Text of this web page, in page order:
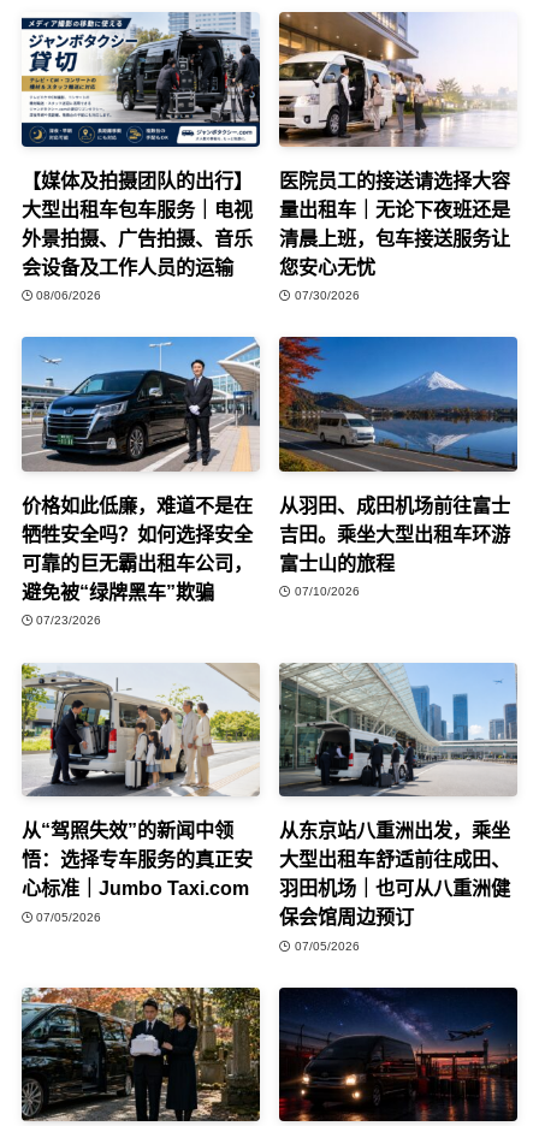
【媒体及拍摄团队的出行】
大型出租车包车服务｜电视
外景拍摄、广告拍摄、音乐
会设备及工作人员的运输
08/06/2026
医院员工的接送请选择大容
量出租车｜无论下夜班还是
清晨上班，包车接送服务让
您安心无忧
07/30/2026
价格如此低廉，难道不是在
牺牲安全吗？如何选择安全
可靠的巨无霸出租车公司，
避免被“绿牌黑车”欺骗
07/23/2026
从羽田、成田机场前往富士
吉田。乘坐大型出租车环游
富士山的旅程
07/10/2026
从“驾照失效”的新闻中领
悟：选择专车服务的真正安
心标准｜Jumbo Taxi.com
07/05/2026
从东京站八重洲出发，乘坐
大型出租车舒适前往成田、
羽田机场｜也可从八重洲健
保会馆周边预订
07/05/2026